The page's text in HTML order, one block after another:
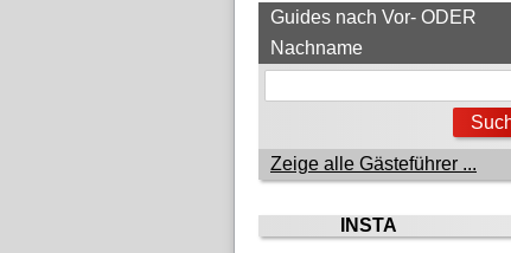
Guides nach Vor- ODER
Nachname
Zeige alle Gästeführer ...
INSTA